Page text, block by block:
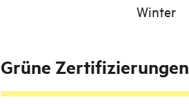
Winter
Grüne Zertifizierungen